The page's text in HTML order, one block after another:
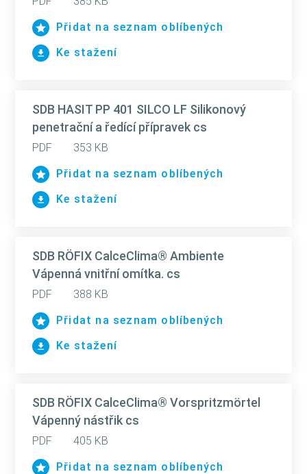
Přidat na seznam oblíbených
Ke stažení
SDB HASIT PP 401 SILCO LF Silikonový
penetrační a ředící přípravek cs
PDF
353 KB
Přidat na seznam oblíbených
Ke stažení
SDB RÖFIX CalceClima® Ambiente
Vápenná vnitřní omítka. cs
PDF
388 KB
Přidat na seznam oblíbených
Ke stažení
SDB RÖFIX CalceClima® Vorspritzmörtel
Vápenný nástřik cs
PDF
405 KB
Přidat na seznam oblíbených